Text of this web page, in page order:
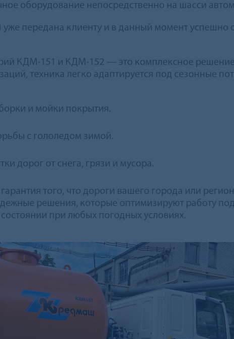
оборудование непосредственно на шасси
передана клиенту и в данный момент успешно
КДМ-151 и КДМ-152 — это комплексное решение
техника легко адаптируется под сезонные
и мойки покрытия.
с гололедом зимой.
дорог от снега, грязи и мусора.
того, что дороги вашего города или
решения, которые оптимизируют работу
при любых погодных условиях.